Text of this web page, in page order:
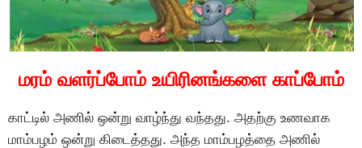
மரம் வளர்ப்போம் உயிரினங்களை காப்போம்
காட்டில் அணில் ஒன்று வாழ்ந்து வந்தது. அதற்கு உணவாக
மாம்பழம் ஒன்று கிடைத்தது. அந்த மாம்பழத்தை அணில்